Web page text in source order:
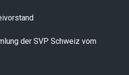
der SVP Schweiz vom